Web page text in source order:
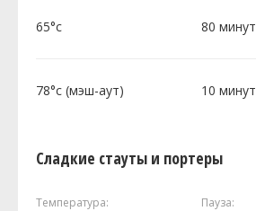
65°c 80 минут
78°c (мэш-аут) 10 минут
Сладкие стауты и портеры
Температура: Пауза: